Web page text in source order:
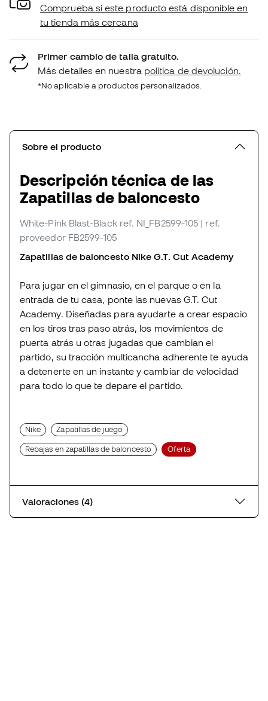
Comprueba si este producto está disponible en
tu tienda más cercana
Primer cambio de talla gratuito.
Más detalles en nuestra política de devolución.
*No aplicable a productos personalizados.
Sobre el producto
Descripción técnica de las
Zapatillas de baloncesto
White-Pink Blast-Black ref. NI_FB2599-105 | ref.
proveedor FB2599-105
Zapatillas de baloncesto Nike G.T. Cut Academy
Para jugar en el gimnasio, en el parque o en la
entrada de tu casa, ponte las nuevas G.T. Cut
Academy. Diseñadas para ayudarte a crear espacio
en los tiros tras paso atrás, los movimientos de
puerta atrás u otras jugadas que cambian el
partido, su tracción multicancha adherente te ayuda
a detenerte en un instante y cambiar de velocidad
para todo lo que te depare el partido.
Nike Zapatillas de juego
Rebajas en zapatillas de baloncesto Oferta
Valoraciones (4)